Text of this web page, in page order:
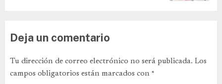
Deja un comentario
Tu dirección de correo electrónico no será publicada. Los
campos obligatorios están marcados con *